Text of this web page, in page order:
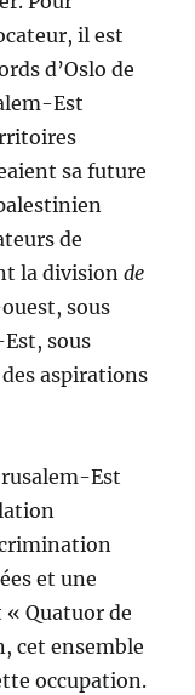
il est
d’Oslo de
Est
sa future
de
la divisionde
sous
sous
aspirations
Est
et une
« Quatuor de
cet ensemble
occupation.